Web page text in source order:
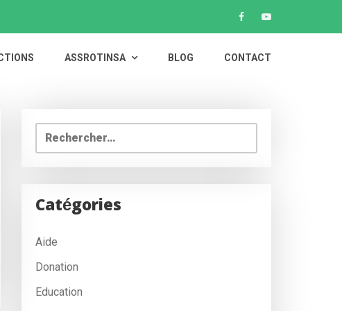
ASSROTINSA BLOG CONTACT
Rechercher :
Catégories
Aide
Donation
Education